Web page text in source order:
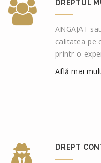
DREPTUL
ANGAJAT
calitatea pe
printr-o
Află mai
DREPT